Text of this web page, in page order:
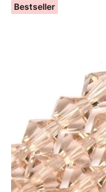
Bestseller